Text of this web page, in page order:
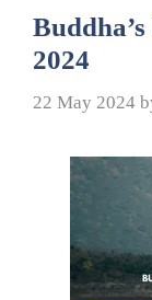
Buddha’s
2024
22 May 2024